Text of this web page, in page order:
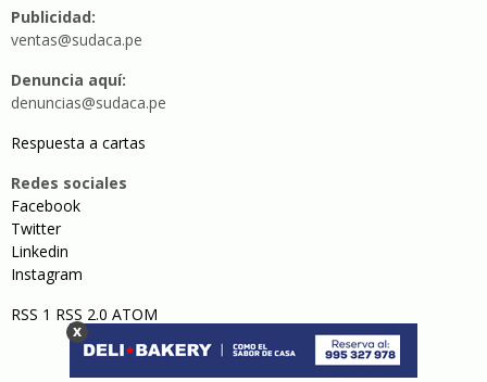
Publicidad:
ventas@sudaca.pe
Denuncia aquí:
denuncias@sudaca.pe
Respuesta a cartas
Redes sociales
Facebook
Twitter
Linkedin
Instagram
RSS 1 RSS 2.0 ATOM
x